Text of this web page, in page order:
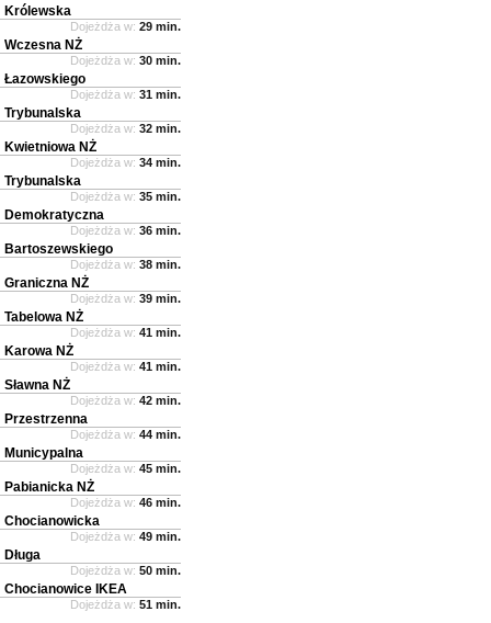
Królewska
Dojeżdża w: 29 min.
Wczesna NŻ
Dojeżdża w: 30 min.
Łazowskiego
Dojeżdża w: 31 min.
Trybunalska
Dojeżdża w: 32 min.
Kwietniowa NŻ
Dojeżdża w: 34 min.
Trybunalska
Dojeżdża w: 35 min.
Demokratyczna
Dojeżdża w: 36 min.
Bartoszewskiego
Dojeżdża w: 38 min.
Graniczna NŻ
Dojeżdża w: 39 min.
Tabelowa NŻ
Dojeżdża w: 41 min.
Karowa NŻ
Dojeżdża w: 41 min.
Sławna NŻ
Dojeżdża w: 42 min.
Przestrzenna
Dojeżdża w: 44 min.
Municypalna
Dojeżdża w: 45 min.
Pabianicka NŻ
Dojeżdża w: 46 min.
Chocianowicka
Dojeżdża w: 49 min.
Długa
Dojeżdża w: 50 min.
Chocianowice IKEA
Dojeżdża w: 51 min.